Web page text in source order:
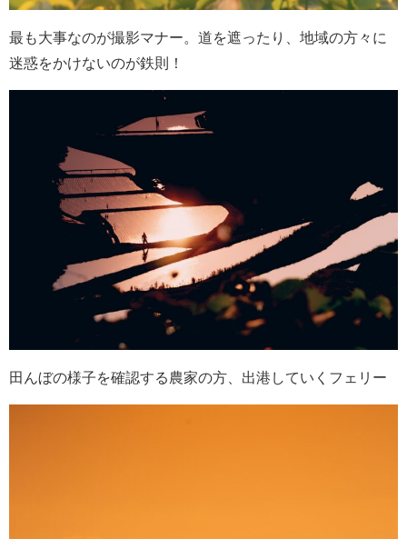
最も大事なのが撮影マナー。道を遮ったり、地域の方々に
迷惑をかけないのが鉄則！
田んぼの様子を確認する農家の方、出港していくフェリー